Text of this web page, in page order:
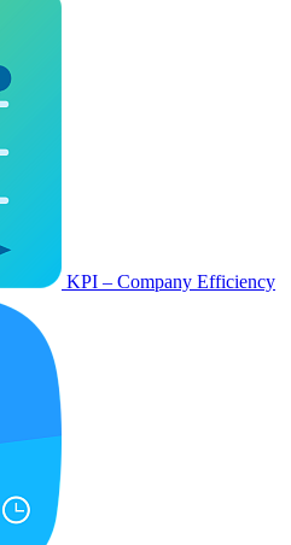
KPI – Company Efficiency